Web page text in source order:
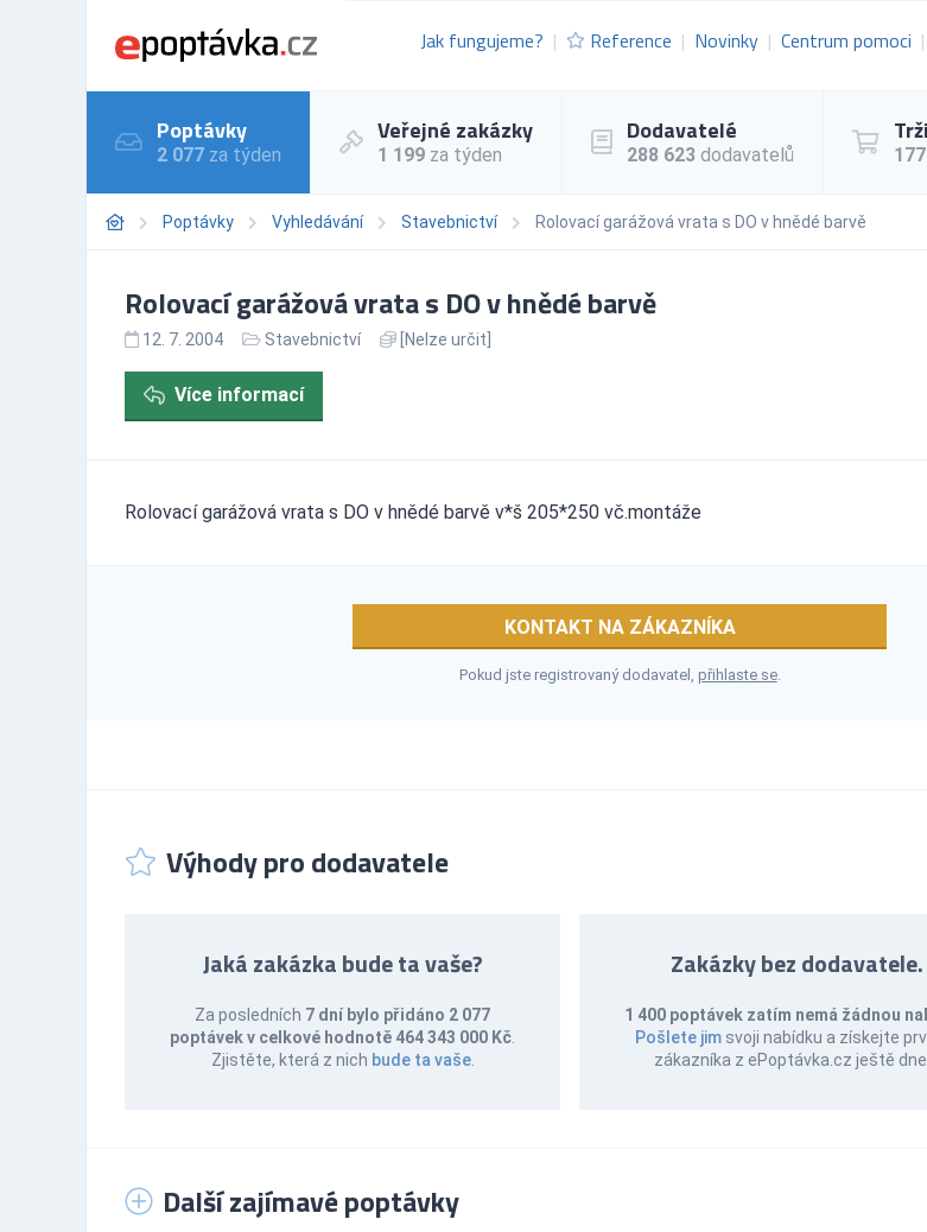
Jak fungujeme? Reference Novinky Centrum pomoci
Poptávky
2 077 za týden
Veřejné zakázky
1 199 za týden
Dodavatelé
288 623 dodavatelů
Poptávky Vyhledávání Stavebnictví Rolovací garážová vrata s DO v hnědé barvě
Rolovací garážová vrata s DO v hnědé barvě
12. 7. 2004 Stavebnictví [Nelze určit]
Více informací
Rolovací garážová vrata s DO v hnědé barvě v*š 205*250 vč.montáže
KONTAKT NA ZÁKAZNÍKA
Pokud jste registrovaný dodavatel, přihlaste se.
Výhody pro dodavatele
Jaká zakázka bude ta vaše?
Za posledních 7 dní bylo přidáno 2 077
poptávek v celkové hodnotě 464 343 000 Kč
Zjistěte, která z nich bude ta vaše.
Zakázky bez dodavatele.
1 400 poptávek zatím nemá žádnou
Pošlete jim svoji nabídku a získejte
zákazníka z ePoptávka.cz ještě
Další zajímavé poptávky